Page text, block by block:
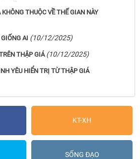
THUỘC VỀ THẾ GIAN NÀY
AI (10/12/2025)
THẬP GIÁ (10/12/2025)
YÊU HIỂN TRỊ TỪ THẬP GIÁ
KT-XH
SỐNG ĐẠO